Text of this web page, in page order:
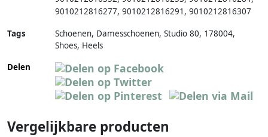
9010212816277, 9010212816291 , 9010212816307
Tags
Schoenen, Damesschoenen, Studio 80, 178004,
Shoes, Heels
Delen
Vergelijkbare producten